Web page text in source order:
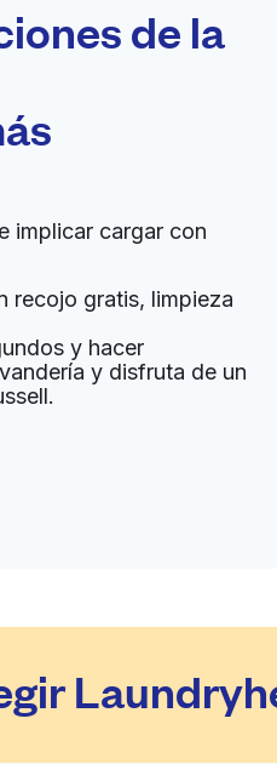
de la
implicar cargar con
recojo gratis, limpieza
y hacer
y disfruta de un